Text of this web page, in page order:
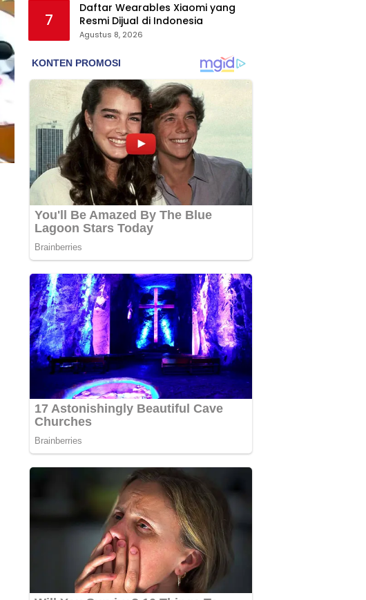
7
Daftar Wearables Xiaomi yang
Resmi Dijual di Indonesia
Agustus 8, 2026